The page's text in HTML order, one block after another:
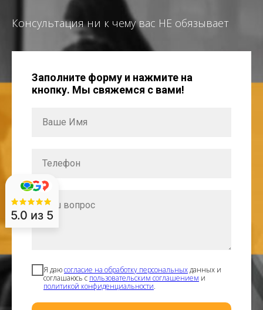
Консультация ни к чему вас НЕ обязывает
Заполните форму и нажмите на
кнопку. Мы свяжемся с вами!
Я даюсогласие на обработку персональныхданных и
соглашаюсь с пользовательским соглашением и
политикой конфиденциальности.
5.0 из 5